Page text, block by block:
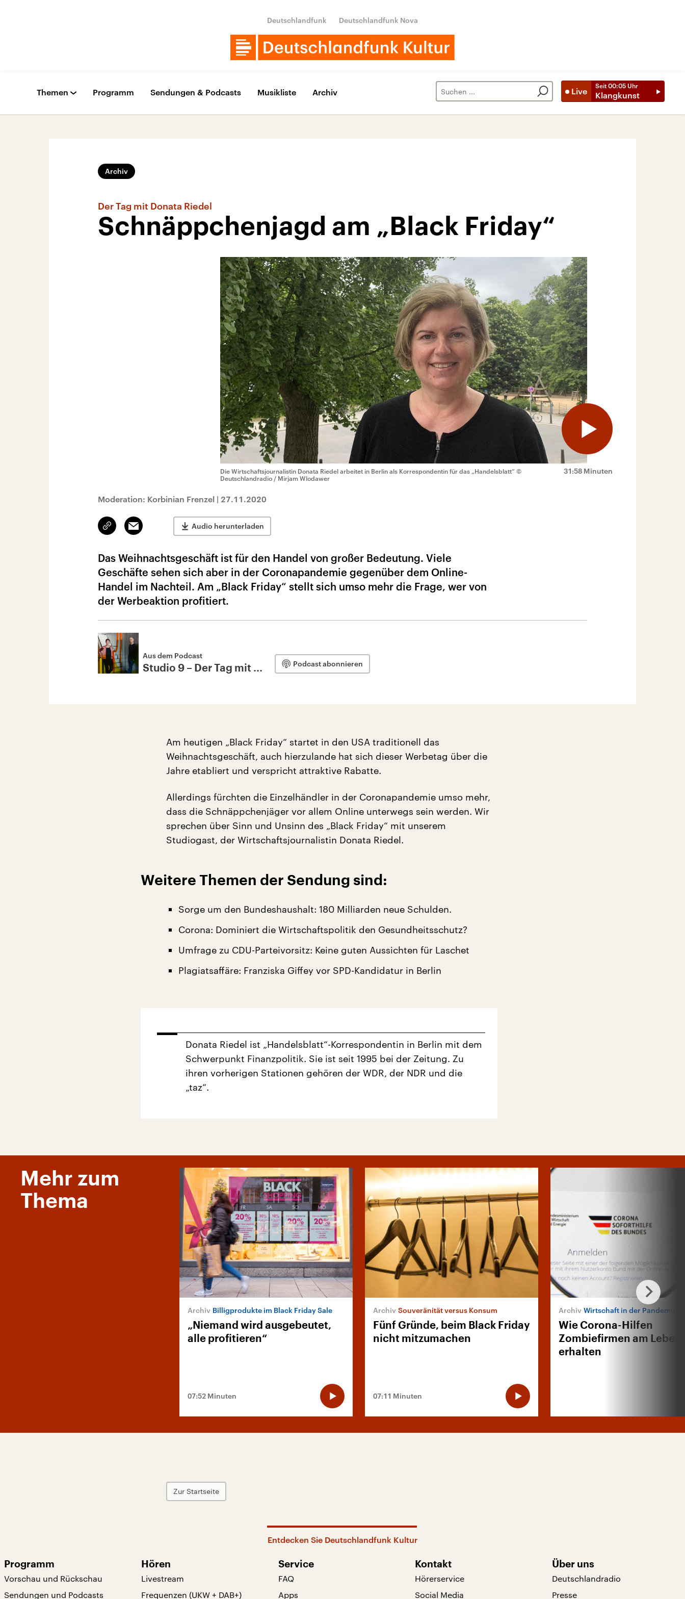
Deutschlandfunk Deutschlandfunk Nova
Live
Seit 00:05 Uhr
Klangkunst
Themen Programm Sendungen & Podcasts Musikliste Archiv
Archiv
Der Tag mit Donata Riedel
Schnäppchenjagd am „Black Friday“
31:58 Minuten
Die Wirtschaftsjournalistin Donata Riedel arbeitet in Berlin als Korrespondentin für das „Handelsblatt“ ©
Deutschlandradio / Mirjam Wlodawer
Moderation: Korbinian Frenzel | 27.11.2020
Link
kopieren/teilen
Email Audio herunterladen
Das Weihnachtsgeschäft ist für den Handel von großer Bedeutung. Viele
Geschäfte sehen sich aber in der Coronapandemie gegenüber dem Online-
Handel im Nachteil. Am „Black Friday“ stellt sich umso mehr die Frage, wer von
der Werbeaktion profitiert.
Aus dem Podcast
Studio 9 – Der Tag mit ... Podcast abonnieren
Am heutigen „Black Friday“ startet in den USA traditionell das
Weihnachtsgeschäft, auch hierzulande hat sich dieser Werbetag über die
Jahre etabliert und verspricht attraktive Rabatte.
Allerdings fürchten die Einzelhändler in der Coronapandemie umso mehr,
dass die Schnäppchenjäger vor allem Online unterwegs sein werden. Wir
sprechen über Sinn und Unsinn des „Black Friday“ mit unserem
Studiogast, der Wirtschaftsjournalistin Donata Riedel.
Weitere Themen der Sendung sind:
Sorge um den Bundeshaushalt: 180 Milliarden neue Schulden.
Corona: Dominiert die Wirtschaftspolitik den Gesundheitsschutz?
Umfrage zu CDU-Parteivorsitz: Keine guten Aussichten für Laschet
Plagiatsaffäre: Franziska Giffey vor SPD-Kandidatur in Berlin
Donata Riedel ist „Handelsblatt“-Korrespondentin in Berlin mit dem
Schwerpunkt Finanzpolitik. Sie ist seit 1995 bei der Zeitung. Zu
ihren vorherigen Stationen gehören der WDR, der NDR und die
„taz“.
Mehr zum
Thema
Billigprodukte im Black Friday Sale
„Niemand wird ausgebeutet,
alle profitieren“
07:52 Minuten
Souveränität versus Konsum
Fünf Gründe, beim Black Friday
nicht mitzumachen
07:11 Minuten
Wirtschaft in der Pandemie
Wie Corona-Hilfen
Zombiefirmen am Leben
erhalten
Zur Startseite
Entdecken Sie Deutschlandfunk Kultur
Programm
Vorschau und Rückschau
Sendungen und Podcasts
Hören
Livestream
Frequenzen (UKW + DAB+)
Service
FAQ
Apps
Kontakt
Hörerservice
Social Media
Über uns
Deutschlandradio
Presse